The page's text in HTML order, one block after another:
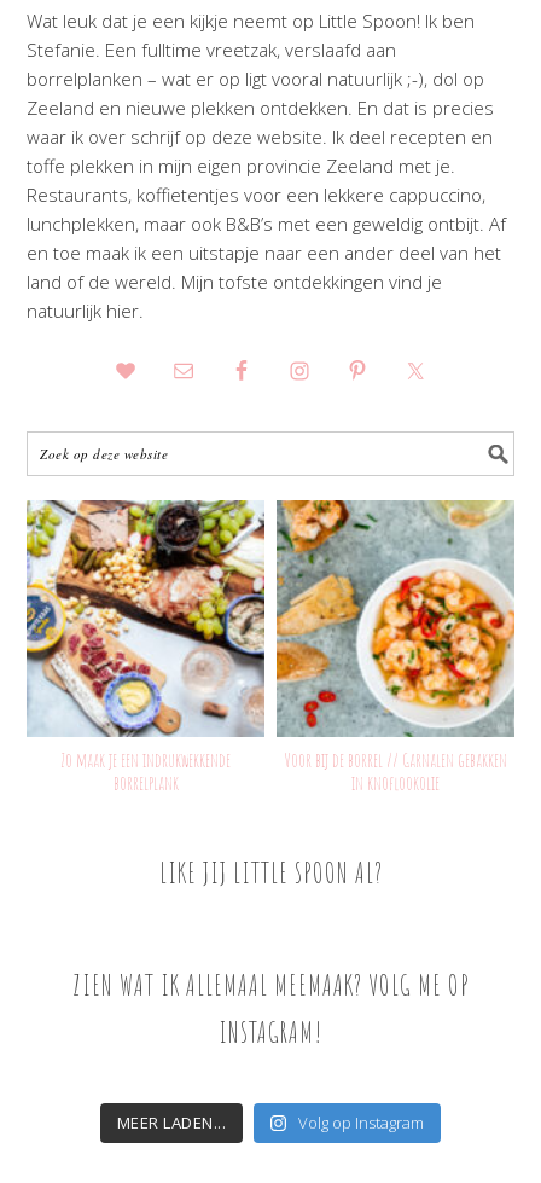
Wat leuk dat je een kijkje neemt op Little Spoon! Ik ben
Stefanie. Een fulltime vreetzak, verslaafd aan
borrelplanken – wat er op ligt vooral natuurlijk ;-), dol op
Zeeland en nieuwe plekken ontdekken. En dat is precies
waar ik over schrijf op deze website. Ik deel recepten en
toffe plekken in mijn eigen provincie Zeeland met je.
Restaurants, koffietentjes voor een lekkere cappuccino,
lunchplekken, maar ook B&B’s met een geweldig ontbijt. Af
en toe maak ik een uitstapje naar een ander deel van het
land of de wereld. Mijn tofste ontdekkingen vind je
natuurlijk hier.
Zo maak je een indrukwekkende
borrelplank
Voor bij de borrel // Garnalen gebakken
in knoflookolie
LIKE JIJ LITTLE SPOON AL?
ZIEN WAT IK ALLEMAAL MEEMAAK? VOLG ME OP
INSTAGRAM!
MEER LADEN... Volg op Instagram